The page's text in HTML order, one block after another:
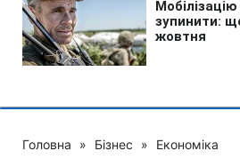
Головна » Бізнес » Економіка